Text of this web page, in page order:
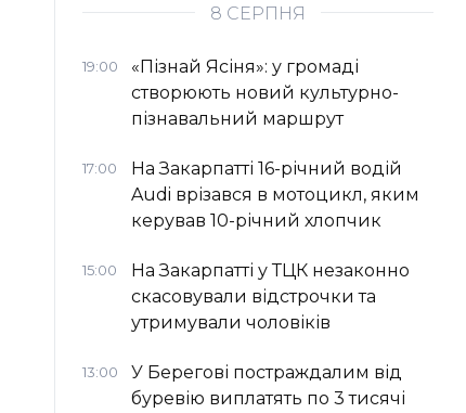
8 СЕРПНЯ
19:00
«Пізнай Ясіня»: у громаді
створюють новий культурно-
пізнавальний маршрут
17:00
На Закарпатті 16-річний водій
Audi врізався в мотоцикл, яким
керував 10-річний хлопчик
15:00
На Закарпатті у ТЦК незаконно
скасовували відстрочки та
утримували чоловіків
13:00
У Берегові постраждалим від
буревію виплатять по 3 тисячі